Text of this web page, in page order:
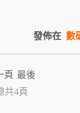
發佈在 數
頁 最後
共4頁